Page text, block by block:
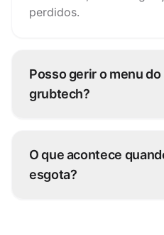
perdidos.
Posso gerir o menu
grubtech?
Hunger Station e em
O que acontece
esgota?